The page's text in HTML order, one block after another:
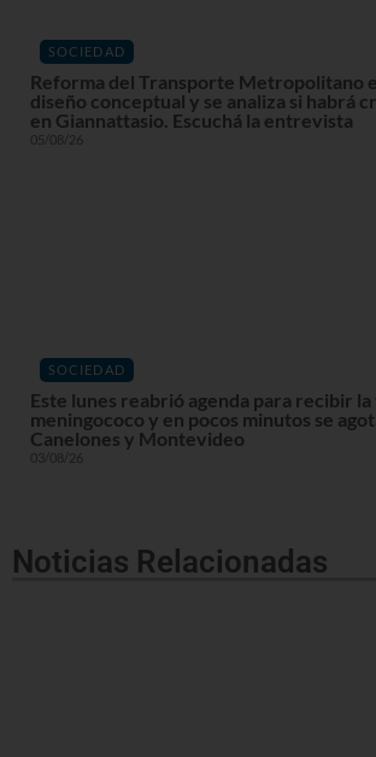
SOCIEDAD
Reforma del Transporte Metropolitano
diseño conceptual y se analiza si habrá
en Giannattasio. Escuchá la entrevista
05/08/26
SOCIEDAD
Este lunes reabrió agenda para recibir
meningococo y en pocos minutos se
Canelones y Montevideo
03/08/26
Noticias Relacionadas